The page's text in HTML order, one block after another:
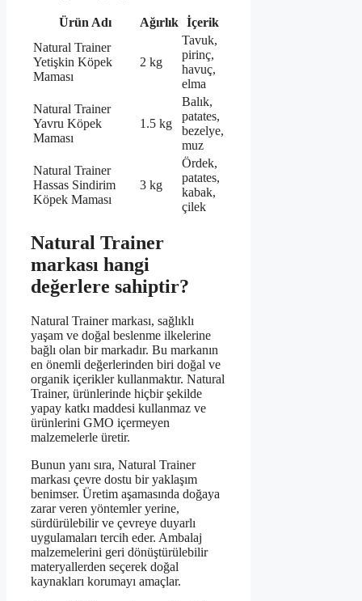
Ürün Adı Ağırlık İçerik
Natural Trainer
Yetişkin Köpek
Maması
2 kg
Tavuk,
pirinç,
havuç,
elma
Natural Trainer
Yavru Köpek
Maması
1.5 kg
Balık,
patates,
bezelye,
muz
Natural Trainer
Hassas Sindirim
Köpek Maması
3 kg
Ördek,
patates,
kabak,
çilek
Natural Trainer
markası hangi
değerlere sahiptir?
Natural Trainer markası, sağlıklı
yaşam ve doğal beslenme ilkelerine
bağlı olan bir markadır. Bu markanın
en önemli değerlerinden biri doğal ve
organik içerikler kullanmaktır. Natural
Trainer, ürünlerinde hiçbir şekilde
yapay katkı maddesi kullanmaz ve
ürünlerini GMO içermeyen
malzemelerle üretir.
Bunun yanı sıra, Natural Trainer
markası çevre dostu bir yaklaşım
benimser. Üretim aşamasında doğaya
zarar veren yöntemler yerine,
sürdürülebilir ve çevreye duyarlı
uygulamaları tercih eder. Ambalaj
malzemelerini geri dönüştürülebilir
materyallerden seçerek doğal
kaynakları korumayı amaçlar.